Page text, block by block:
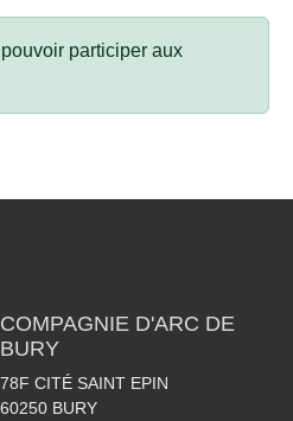
participer aux
COMPAGNIE D'ARC DE
BURY
78F CITÉ SAINT EPIN
60250 BURY